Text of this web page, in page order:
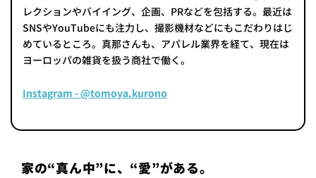
レクションやバイイング、企画、PRなどを包括する。最近は
SNSやYouTubeにも注力し、撮影機材などにもこだわりはじ
めているところ。真那さんも、アパレル業界を経て、現在は
ヨーロッパの雑貨を扱う商社で働く。
Instagram - @tomoya.kurono
家の“真ん中”に、“愛”がある。